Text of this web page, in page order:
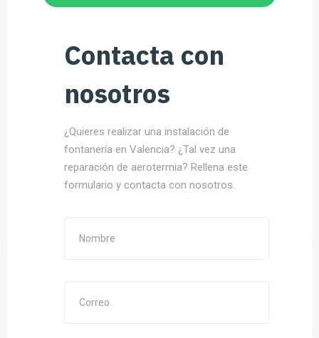
Contacta con
nosotros
¿Quieres realizar una instalación de
fontanería en Valencia? ¿Tal vez una
reparación de aerotermia? Rellena este
formulario y contacta con nosotros.